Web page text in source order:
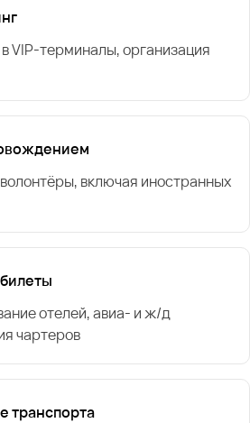
VIP-терминалы, организация
включая иностранных
отелей, авиа- и ж/д
чартеров
транспорта